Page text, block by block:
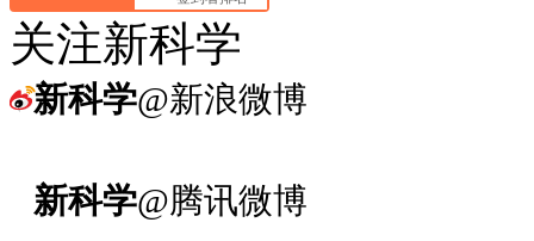
关注新科学
新科学@新浪微博
新科学@腾讯微博